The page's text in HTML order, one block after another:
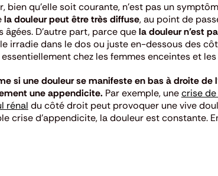
bien qu’elle soit courante, n’est pas un
la douleur peut être très diffuse, au point de
âgées. D’autre part, parce quela douleur n’est
irradie dans le dos ou juste en-dessous des
essentiellement chez les femmes enceintes et
si une douleur se manifeste en bas à droite de
une appendicite. Par exemple, unecrise
rénal du côté droit peut provoquer une vive
crise d’appendicite, la douleur est constante.